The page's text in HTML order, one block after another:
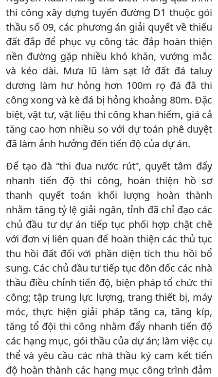
thi công xây dựng tuyến đường D1 thuộc gói
thầu số 09, các phương án giải quyết về thiếu
đất đắp để phục vụ công tác đắp hoàn thiện
nền đường gặp nhiều khó khăn, vướng mắc
và kéo dài. Mưa lũ làm sạt lở đất đá taluy
dương làm hư hỏng hơn 100m rọ đá đã thi
công xong và kè đá bị hỏng khoảng 80m. Đặc
biệt, vật tư, vật liệu thi công khan hiếm, giá cả
tăng cao hơn nhiều so với dự toán phê duyệt
đã làm ảnh hưởng đến tiến độ của dự án.
Để tạo đà “thi đua nước rút”, quyết tâm đẩy
nhanh tiến độ thi công, hoàn thiện hồ sơ
thanh quyết toán khối lượng hoàn thành
nhằm tăng tỷ lệ giải ngân, tỉnh đã chỉ đạo các
chủ đầu tư dự án tiếp tục phối hợp chặt chẽ
với đơn vị liên quan để hoàn thiện các thủ tục
thu hồi đất đối với phần diện tích thu hồi bổ
sung. Các chủ đầu tư tiếp tục đôn đốc các nhà
thầu điều chỉnh tiến độ, biện pháp tổ chức thi
công; tập trung lực lượng, trang thiết bị, máy
móc, thực hiện giải pháp tăng ca, tăng kíp,
tăng tổ đội thi công nhằm đẩy nhanh tiến độ
các hạng mục, gói thầu của dự án; làm việc cụ
thể và yêu cầu các nhà thầu ký cam kết tiến
độ hoàn thành các hạng mục công trình đảm